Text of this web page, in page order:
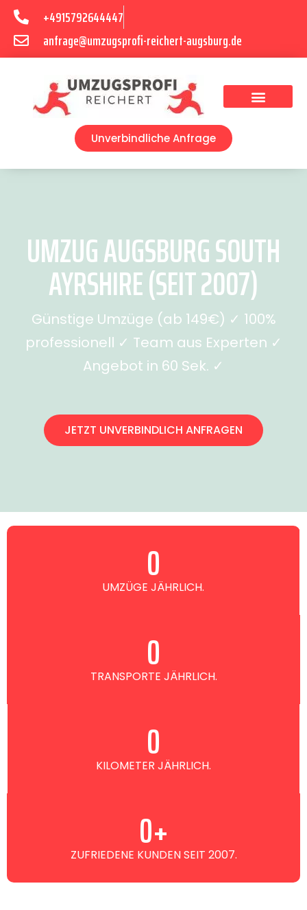
+4915792644447
anfrage@umzugsprofi-reichert-augsburg.de
Unverbindliche Anfrage
UMZUG AUGSBURG SOUTH
AYRSHIRE (SEIT 2007)
Günstige Umzüge (ab 149€) ✓ 100%
professionell ✓ Team aus Experten ✓
Angebot in 60 Sek. ✓
JETZT UNVERBINDLICH ANFRAGEN
UMZÜGE JÄHRLICH.
0
TRANSPORTE JÄHRLICH.
0
KILOMETER JÄHRLICH.
0
ZUFRIEDENE KUNDEN SEIT 2007.
0+